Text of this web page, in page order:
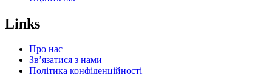
Links
Про нас
Зв’язатися з нами
Політика конфіденційності